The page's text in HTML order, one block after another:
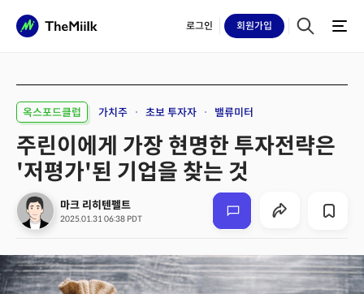
로그인 회원가입
옥스포드클럽 가치주 초보 투자자 밸류미터
주린이에게 가장 현명한 투자전략은
'저평가'된 기업을 찾는 것
마크 리히텐펠트
2025.01.31 06:38 PDT